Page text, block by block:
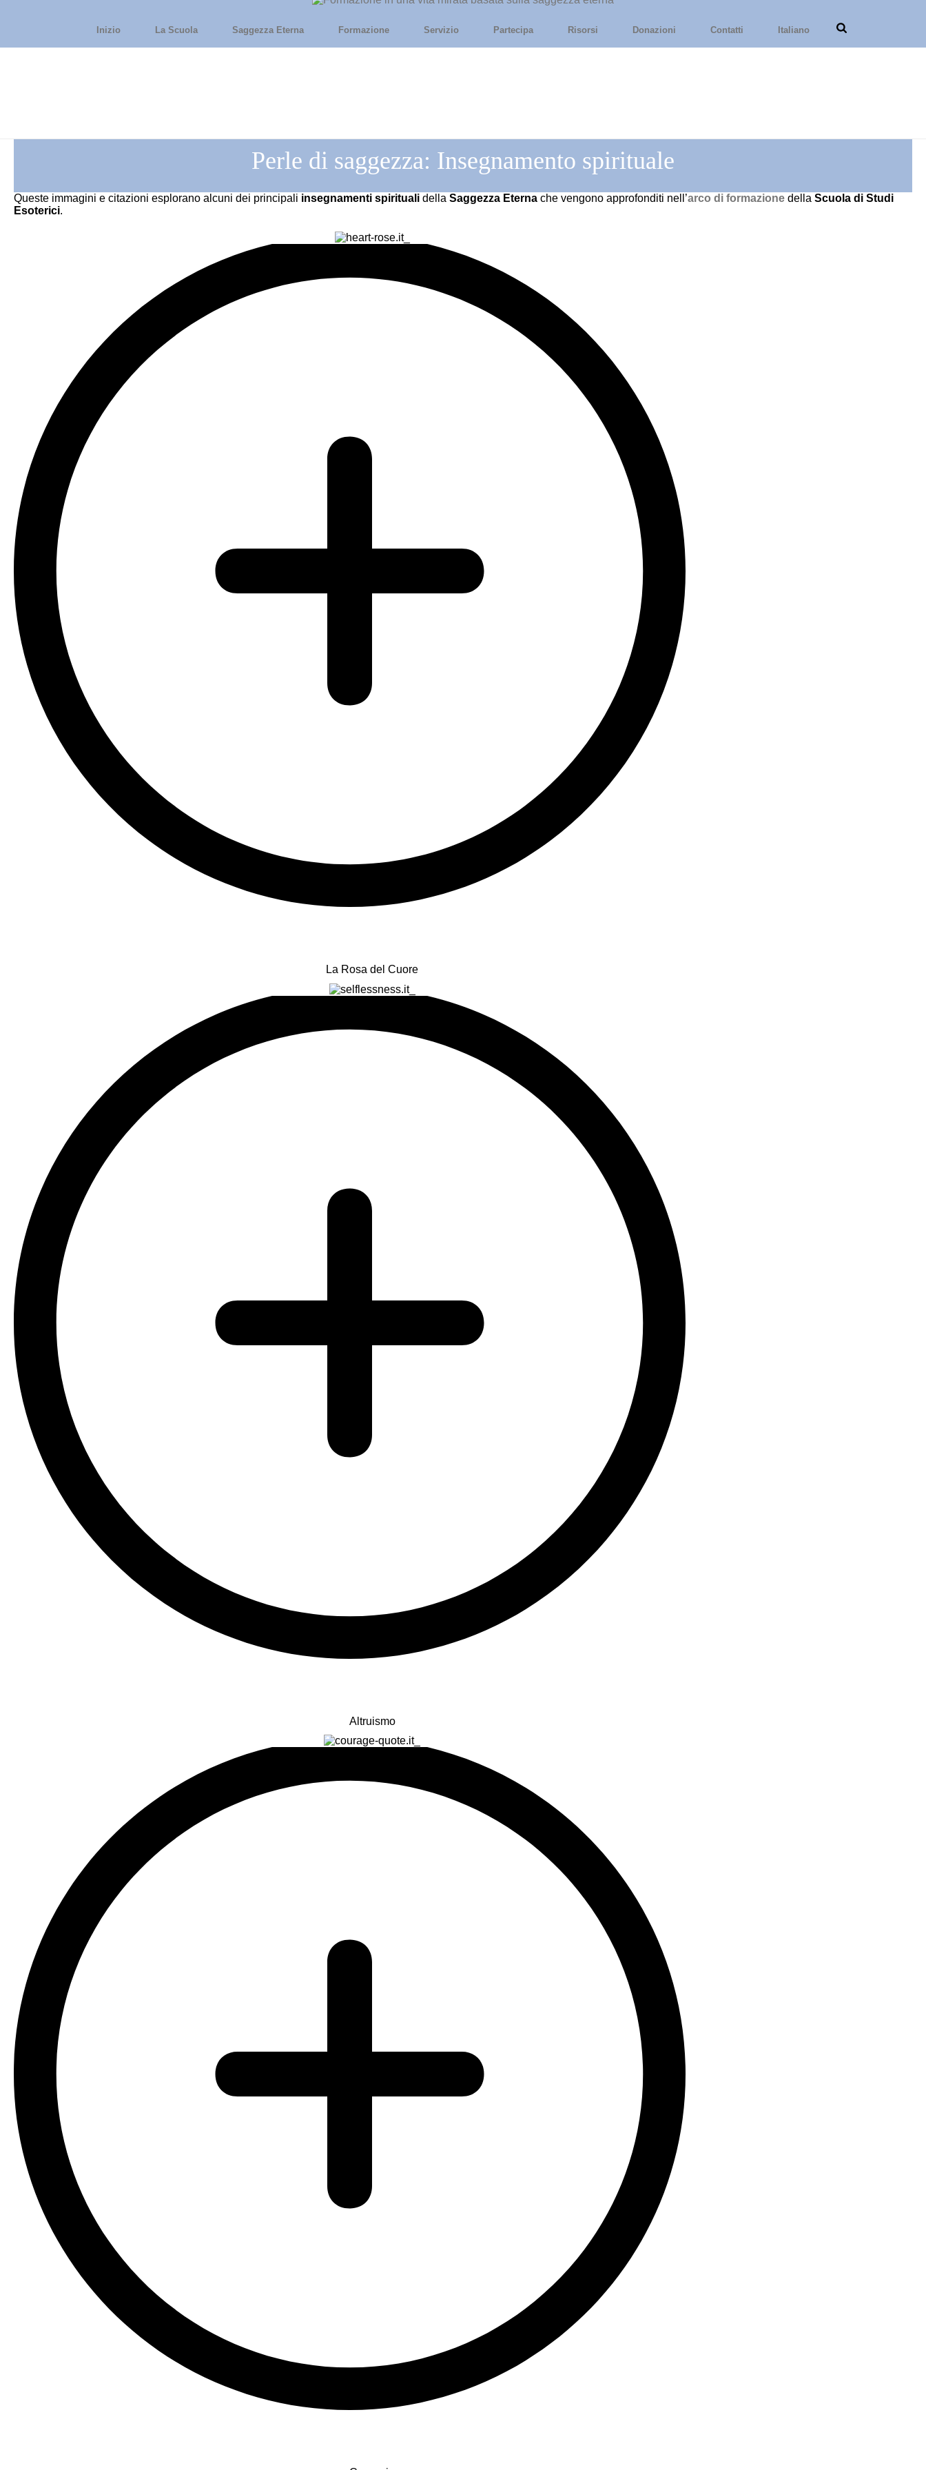
Inizio La Scuola Saggezza Eterna Formazione Servizio Partecipa Risorsi Donazioni Contatti Italiano
Perle di saggezza: Insegnamento spirituale
Queste immagini e citazioni esplorano alcuni dei principali insegnamenti spirituali della Saggezza Eterna che vengono approfonditi nell’arco di formazione della Scuola di Studi
Esoterici.
La Rosa del Cuore
Altruismo